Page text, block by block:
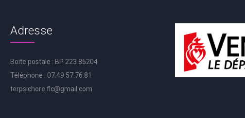
Adresse
Boite postale : BP 223 85204
Téléphone : 07.49.57.76.81
terpsichore.flc@gmail.com